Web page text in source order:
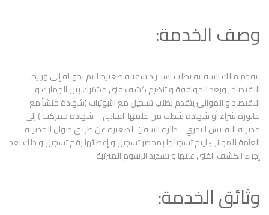
وصف الخدمة:
يتقدم مالك السفينة بطلب استيراد سفينة صغيرة ليتم تحويله إلى وزارة
الاقتصاد , وبعد الموافقة و تنظيم كشف فني مشترك بين الجمارك و
الاقتصاد و الموانئ يتقدم بطلب تسجيل مع الثبوتيات (شهادة منشأ مع
فاتورة شراء أو شهادة شطب من علمها السابق – شهادة جمركية ) إلى
مديرية التفتيش البحري - دائرة السفن الصغيرة عن طريق ديوان المديرية
العامة للموانئ ليتم تسجيلها بمحضر تسجيل و إعطائها رقم تسجيل و ذلك بعد
إجراء الكشف الفني عليها و تسديد الرسوم المترتبة
وثائق الخدمة: